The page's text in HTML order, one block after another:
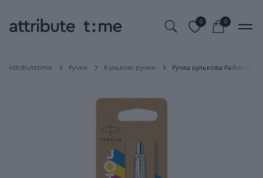
0 0
Attributetime Ручки Кулькові ручки Ручка кулькова Parker